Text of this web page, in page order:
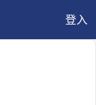
登入